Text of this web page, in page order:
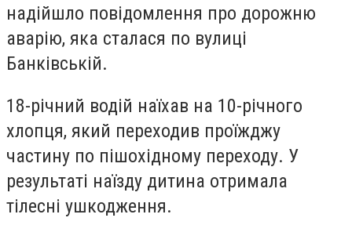
надійшло повідомлення про дорожню
аварію, яка сталася по вулиці
Банківській.
18-річний водій наїхав на 10-річного
хлопця, який переходив проїжджу
частину по пішохідному переходу. У
результаті наїзду дитина отримала
тілесні ушкодження.